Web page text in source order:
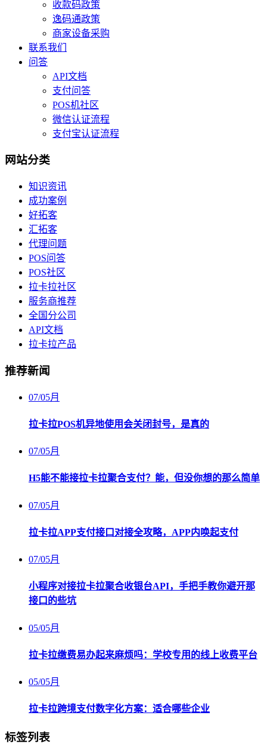
收款码政策
逸码通政策
商家设备采购
联系我们
问答
API文档
支付问答
POS机社区
微信认证流程
支付宝认证流程
网站分类
知识资讯
成功案例
好拓客
汇拓客
代理问题
POS问答
POS社区
拉卡拉社区
服务商推荐
全国分公司
API文档
拉卡拉产品
推荐新闻
07/05月
拉卡拉POS机异地使用会关闭封号，是真的
07/05月
H5能不能接拉卡拉聚合支付？能，但没你想的那么简单
07/05月
拉卡拉APP支付接口对接全攻略，APP内唤起支付
07/05月
小程序对接拉卡拉聚合收银台API，手把手教你避开那
接口的些坑
05/05月
拉卡拉缴费易办起来麻烦吗：学校专用的线上收费平台
05/05月
拉卡拉跨境支付数字化方案：适合哪些企业
标签列表